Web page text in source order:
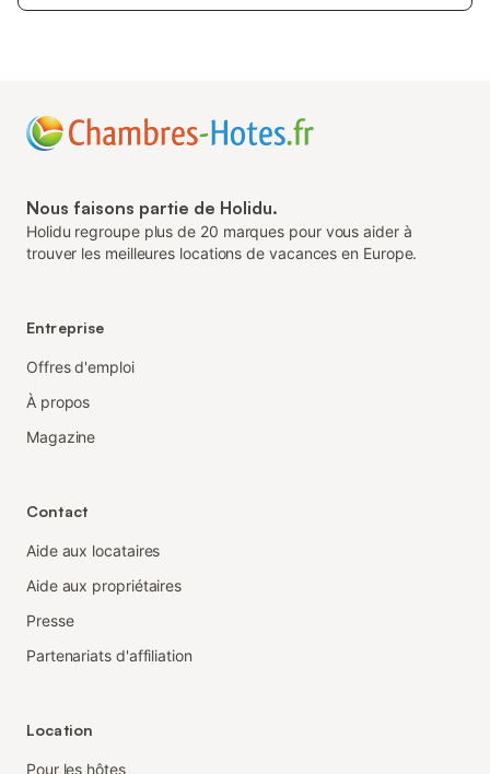
Nous faisons partie de Holidu.
Holidu regroupe plus de 20 marques pour vous aider à
trouver les meilleures locations de vacances en Europe.
Entreprise
Offres d'emploi
À propos
Magazine
Contact
Aide aux locataires
Aide aux propriétaires
Presse
Partenariats d'affiliation
Location
Pour les hôtes